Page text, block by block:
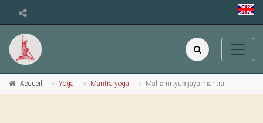
Accueil Yoga Mantra yoga Mahāmṛtyuṃjaya mantra